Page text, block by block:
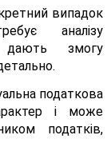
випадок
аналізу
дають змогу
податкова
і може
податків,